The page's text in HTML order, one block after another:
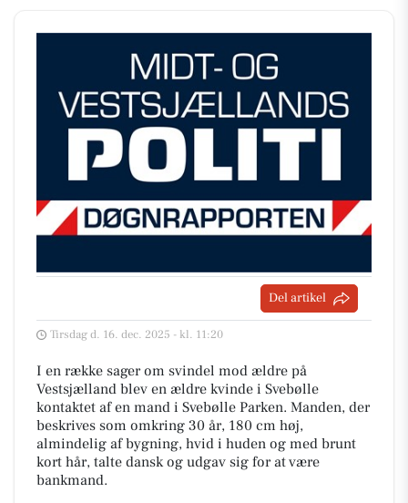
Del artikel
Tirsdag d. 16. dec. 2025 - kl. 11:20
I en række sager om svindel mod ældre på
Vestsjælland blev en ældre kvinde i Svebølle
kontaktet af en mand i Svebølle Parken. Manden, der
beskrives som omkring 30 år, 180 cm høj,
almindelig af bygning, hvid i huden og med brunt
kort hår, talte dansk og udgav sig for at være
bankmand.